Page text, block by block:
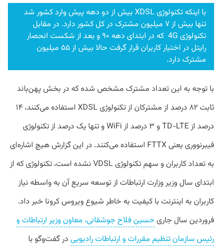
با اینکه تکنولوژی XDSL بیش از دو دهه پیش وارد کشور شد
تنها بیش از ۷ میلیون مشترک در کل کشور دارد. در مقابل
تکنولوژی 4G که در ابتدای دهه ۹۰ و بعد از شکست انحصار
رایتل در اختیار کاربران قرار گرفت حالا بیش از ۵۵ میلیون
مشترک دارد.
با توجه به این تعداد مشترک مشخص شده که در بخش پهن‌باند
ثابت ۸۲ درصد از مشترکان از تکنولوژی XDSL استفاده می‌کنند، ۱۴
درصد از TD-LTE و ۳ درصد از WiFi و تنها یک درصد از تکنولوژی
فیبرنووری یعنی FTTX استفاده می‌کنند. در این گزارش هیچ اشاره‌ای
به تعداد کاربران و سهم تکنولوژی VDSL نشده است، تکنولوژی که از
ابتدای سال وزیروزارت ارتباطات از توسعه سریع آن به واسطه نیاز
کاربران به اینترنت با کیفیت به خاطر شیوع ویروس کرونا خبر داد.
فروردین سال جاری حسین فلاح جوشقانی، معاون وزیر ارتباطات و
رئیس سازمان تنظیم مقررات و ارتباطات رادیویی در گفت‌وگو با